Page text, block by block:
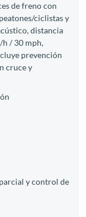
de freno con
ciclistas y
distancia
h / 30 mph,
prevención
cruce y
y control de